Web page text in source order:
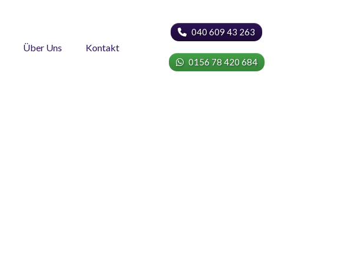
Über Uns Kontakt
040 609 43 263
0156 78 420 684